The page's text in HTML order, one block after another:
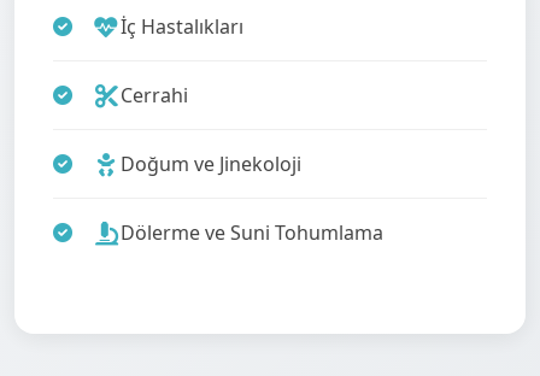
İç Hastalıkları
Cerrahi
Doğum ve Jinekoloji
Dölerme ve Suni Tohumlama